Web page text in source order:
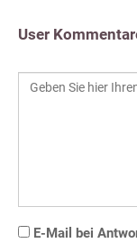
User
E-Mail bei